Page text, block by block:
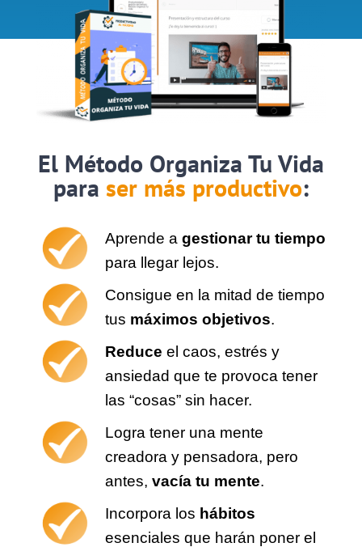
El Método Organiza Tu Vida
para ser más productivo:
Aprende a gestionar tu tiempo
para llegar lejos.
Consigue en la mitad de tiempo
tus máximos objetivos.
Reduce el caos, estrés y
ansiedad que te provoca tener
las “cosas” sin hacer.
Logra tener una mente
creadora y pensadora, pero
antes, vacía tu mente.
Incorpora los hábitos
esenciales que harán poner el